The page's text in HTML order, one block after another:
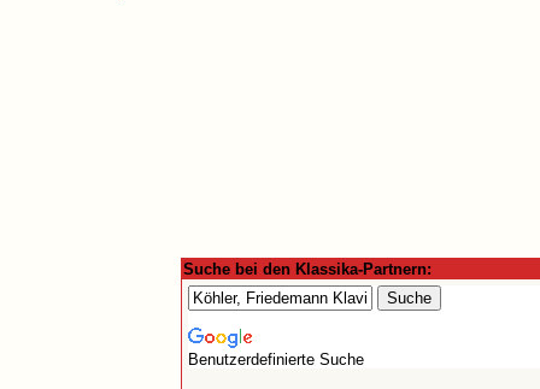
Suche bei den Klassika-Partnern:
Benutzerdefinierte Suche